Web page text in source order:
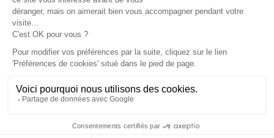
BTS / BUT
Voir la fiche école
À propos de l'établissement
Établissement Public
(Morbihan), proposant des formations technologiques et